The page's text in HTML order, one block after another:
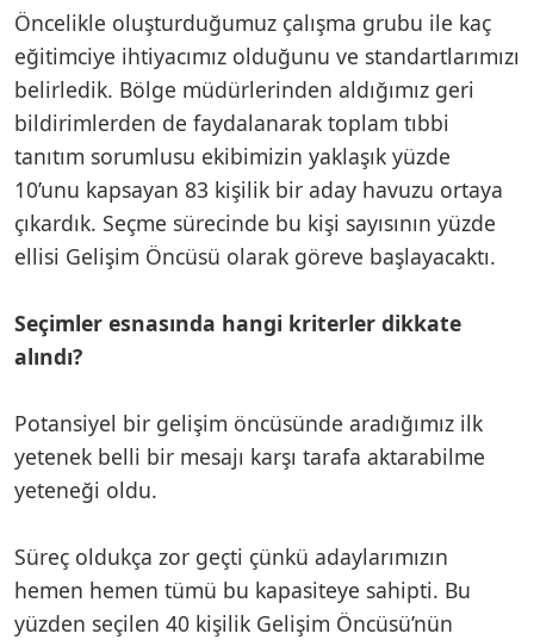
Öncelikle oluşturduğumuz çalışma grubu ile kaç
eğitimciye ihtiyacımız olduğunu ve standartlarımızı
belirledik. Bölge müdürlerinden aldığımız geri
bildirimlerden de faydalanarak toplam tıbbi
tanıtım sorumlusu ekibimizin yaklaşık yüzde
10’unu kapsayan 83 kişilik bir aday havuzu ortaya
çıkardık. Seçme sürecinde bu kişi sayısının yüzde
ellisi Gelişim Öncüsü olarak göreve başlayacaktı.
Seçimler esnasında hangi kriterler dikkate
alındı?
Potansiyel bir gelişim öncüsünde aradığımız ilk
yetenek belli bir mesajı karşı tarafa aktarabilme
yeteneği oldu.
Süreç oldukça zor geçti çünkü adaylarımızın
hemen hemen tümü bu kapasiteye sahipti. Bu
yüzden seçilen 40 kişilik Gelişim Öncüsü’nün